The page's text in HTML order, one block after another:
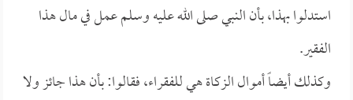
استدلوا بهذا، بأن النبي صلى الله عليه وسلم عمل في مال هذا
الفقير.
وكذلك أيضاً أموال الزكاة هي للفقراء، فقالوا: بأن هذا جائز ولا